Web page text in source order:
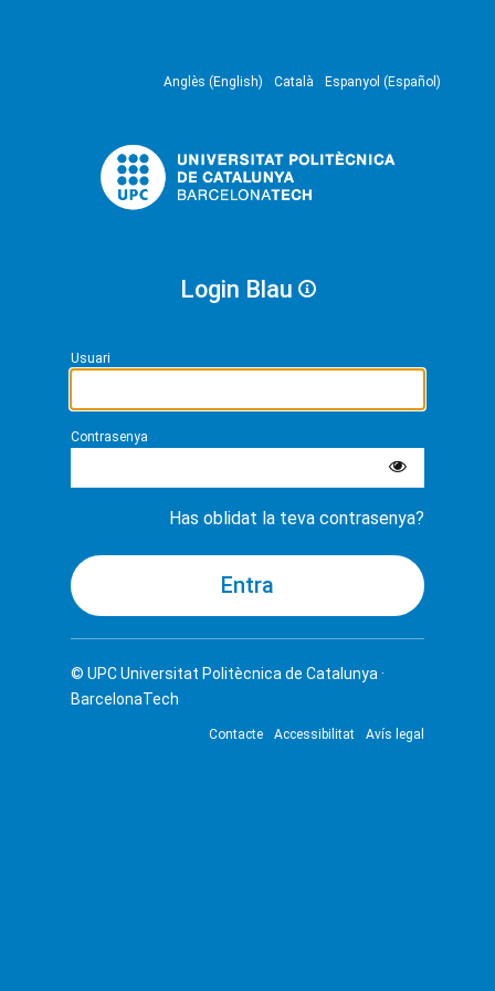
Anglès (English) Català Espanyol (Español)
Login Blau
Usuari
Contrasenya
Has oblidat la teva contrasenya?
© UPCUniversitat Politècnica de Catalunya ·
BarcelonaTech
Contacte Accessibilitat Avís legal